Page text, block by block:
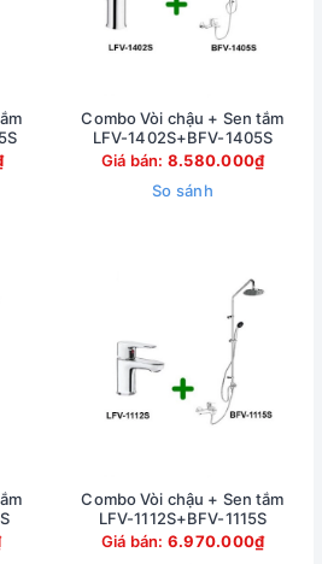
đầu sẽ mang tới cho người dùng
tuyệt vời.
độ nguyên chất cao
Niken sáng bóng, bền bỉ
dòng chảy được ứng dụng công
mang lại cảm giác dễ chịu,
của bạn
Combo Vòi chậu + Sen tắm
LFV-1402S+BFV-1405S
Giá bán: 8.580.000₫
So sánh
Combo Vòi chậu + Sen tắm
LFV-1112S+BFV-1115S
Giá bán: 6.970.000₫